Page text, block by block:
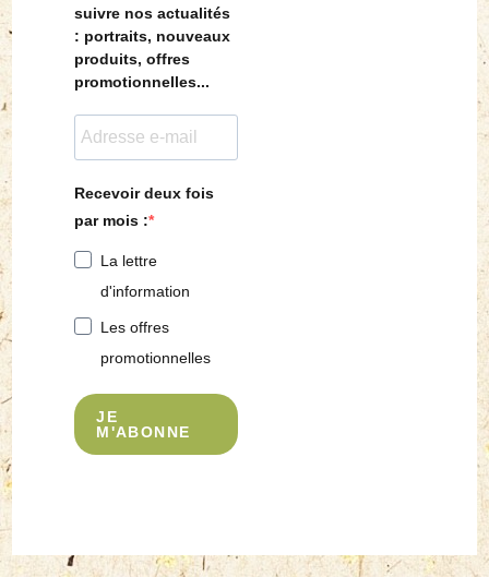
suivre nos actualités
: portraits, nouveaux
produits, offres
promotionnelles...
Recevoir deux fois
par mois :
La lettre
d'information
Les offres
promotionnelles
JE
M'ABONNE